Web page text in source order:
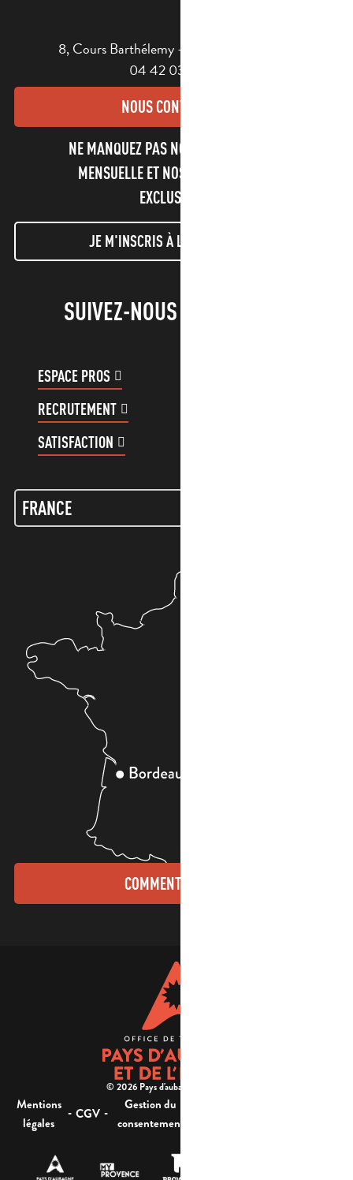
8, Cours Barthélemy - 13400 AUBAGNE
04 42 03 49 98
NOUS CONTACTER
NE MANQUEZ PAS NOTRE NEWSLETTER
MENSUELLE ET NOS INFORMATIONS
EXCLUSIVES !
JE M'INSCRIS À LA NEWSLETTER
SUIVEZ-NOUS !
ESPACE PROS
RECRUTEMENT
SATISFACTION
COMMENT VENIR ?
© 2026 Pays d'aubagne et de l'étoile -
Mentions
légales
- CGV -
Gestion du
consentement